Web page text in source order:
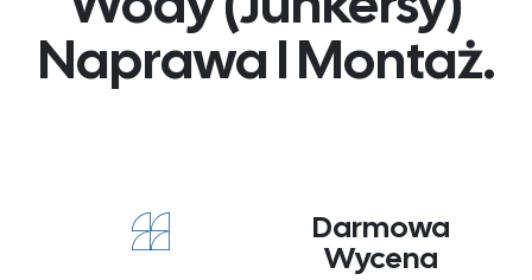
Naprawa I Montaż.
Darmowa
Wycena